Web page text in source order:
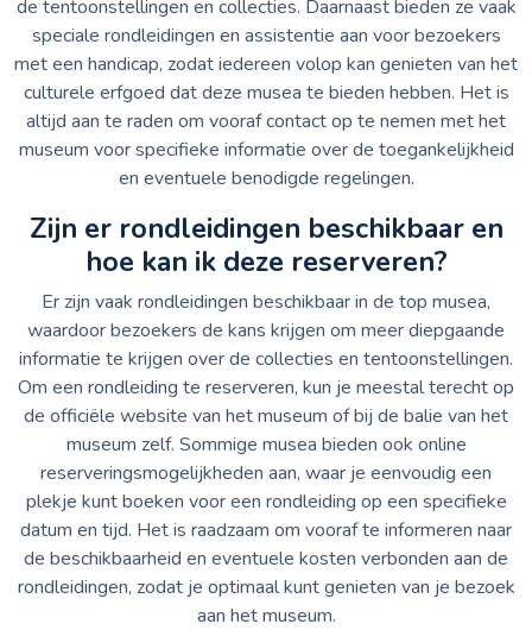
de tentoonstellingen en collecties. Daarnaast bieden ze vaak
speciale rondleidingen en assistentie aan voor bezoekers
met een handicap, zodat iedereen volop kan genieten van het
culturele erfgoed dat deze musea te bieden hebben. Het is
altijd aan te raden om vooraf contact op te nemen met het
museum voor specifieke informatie over de toegankelijkheid
en eventuele benodigde regelingen.
Zijn er rondleidingen beschikbaar en
hoe kan ik deze reserveren?
Er zijn vaak rondleidingen beschikbaar in de top musea,
waardoor bezoekers de kans krijgen om meer diepgaande
informatie te krijgen over de collecties en tentoonstellingen.
Om een rondleiding te reserveren, kun je meestal terecht op
de officiële website van het museum of bij de balie van het
museum zelf. Sommige musea bieden ook online
reserveringsmogelijkheden aan, waar je eenvoudig een
plekje kunt boeken voor een rondleiding op een specifieke
datum en tijd. Het is raadzaam om vooraf te informeren naar
de beschikbaarheid en eventuele kosten verbonden aan de
rondleidingen, zodat je optimaal kunt genieten van je bezoek
aan het museum.